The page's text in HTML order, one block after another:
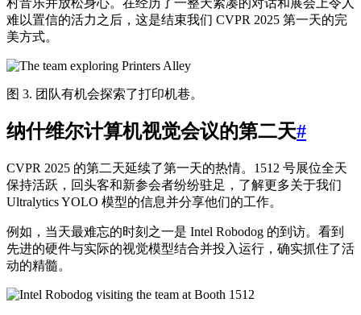
难以置信的活力之后，这是结束我们 CVPR 2025 第一天的完
美方式。
图 3. 团队有机会探索了打印机巷。
纳什维尔计算机视觉会议的第二天#
CVPR 2025 的第二天延续了第一天的热情。1512 号展位全天
保持活跃，回头客和新参会者纷纷驻足，了解更多关于我们
Ultralytics YOLO 模型的信息并分享他们的工作。
例如，当天最难忘的时刻之一是 Intel Robodog 的到访。看到
先进的硬件与实际的视觉模型结合并投入运行，确实抓住了活
动的精髓。